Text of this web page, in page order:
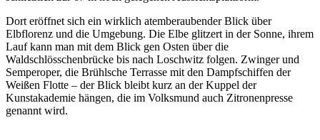
Dort eröffnet sich ein wirklich atemberaubender Blick über
Elbflorenz und die Umgebung. Die Elbe glitzert in der Sonne, ihrem
Lauf kann man mit dem Blick gen Osten über die
Waldschlösschenbrücke bis nach Loschwitz folgen. Zwinger und
Semperoper, die Brühlsche Terrasse mit den Dampfschiffen der
Weißen Flotte – der Blick bleibt kurz an der Kuppel der
Kunstakademie hängen, die im Volksmund auch Zitronenpresse
genannt wird.